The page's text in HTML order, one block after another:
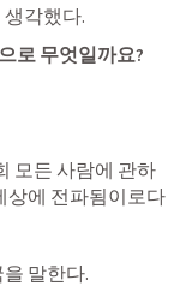
각했다.
로 무엇일까요?
모든 사람에 관하
상에 전파됨이로다
말한다.